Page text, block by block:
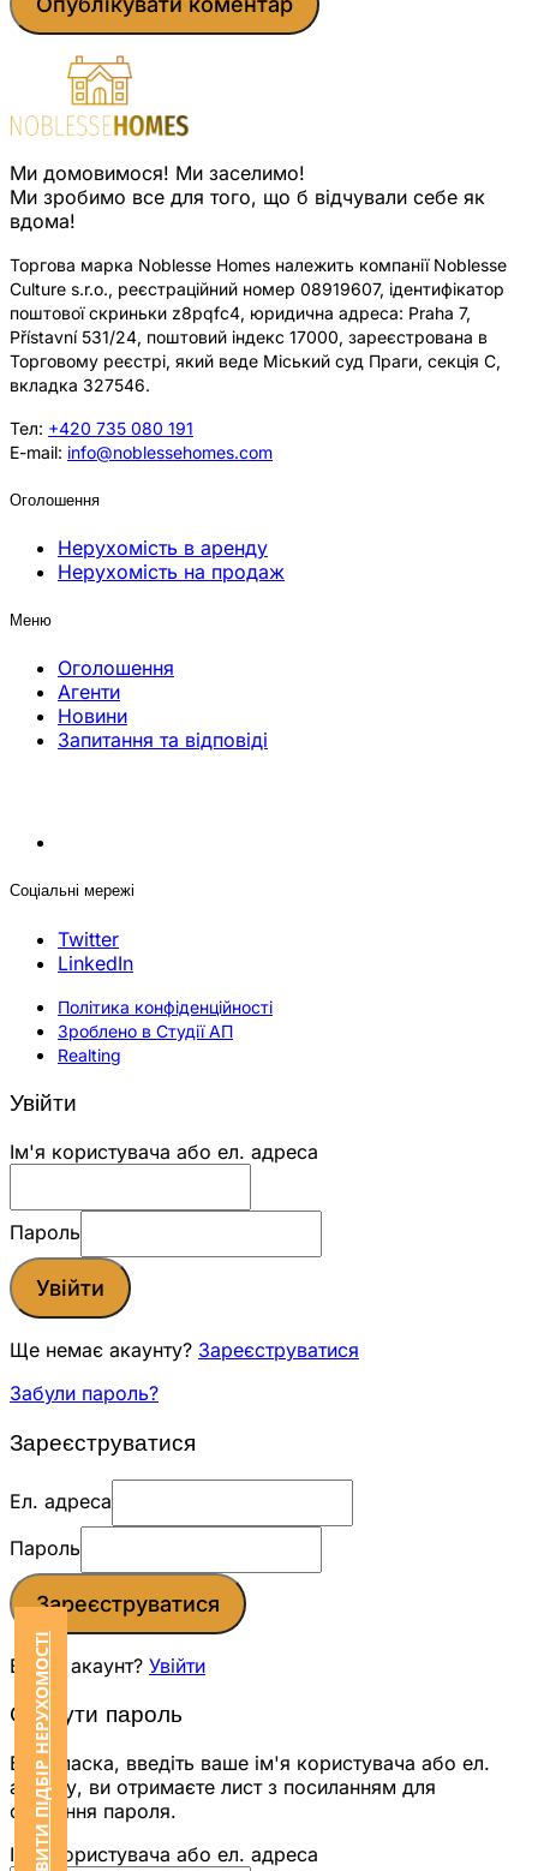
Ми домовимося! Ми заселимо!
Ми зробимо все для того, що б відчували себе як
вдома!
Торгова марка Noblesse Homes належить компанії Noblesse
Culture s.r.o., реєстраційний номер 08919607, ідентифікатор
поштової скриньки z8pqfc4, юридична адреса: Praha 7,
Přístavní 531/24, поштовий індекс 17000, зареєстрована в
Торговому реєстрі, який веде Міський суд Праги, секція C,
вкладка 327546.
Тел: +420 735 080 191
E-mail: info@noblessehomes.com
Оголошення
Нерухомість в аренду
Нерухомість на продаж
Меню
Оголошення
Агенти
Новини
Запитання та відповіді
Соціальні мережі
Twitter
LinkedIn
Політика конфіденційності
Зроблено в Студії АП
Realting
ЗАМОВИТИ ПІДБІР НЕРУХОМОСТІ
Увійти
Ім'я користувача або ел. адреса
Пароль
Увійти
Ще немає акаунту? Зареєструватися
Забули пароль?
Зареєструватися
Ел. адреса
Пароль
Зареєструватися
Вже є акаунт? Увійти
Скинути пароль
Будь ласка, введіть ваше ім'я користувача або ел.
адресу, ви отримаєте лист з посиланням для
скидання пароля.
Ім'я користувача або ел. адреса